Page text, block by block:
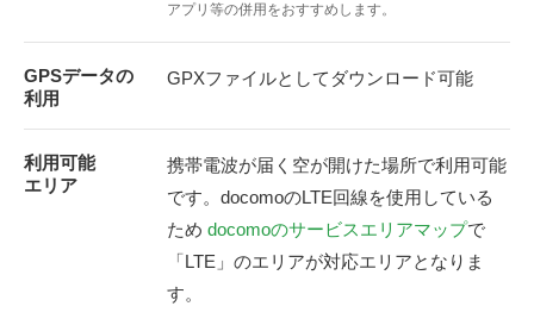
アプリ等の併用をおすすめします。
GPSデータの
利用
GPXファイルとしてダウンロード可能
利用可能
エリア
携帯電波が届く空が開けた場所で利用可能
です。docomoのLTE回線を使用している
ため docomoのサービスエリアマップで
「LTE」のエリアが対応エリアとなりま
す。